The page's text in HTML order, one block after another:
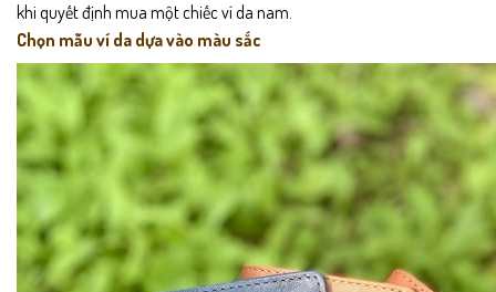
khi quyết định mua một chiếc ví da nam.
Chọn mẫu ví da dựa vào màu sắc